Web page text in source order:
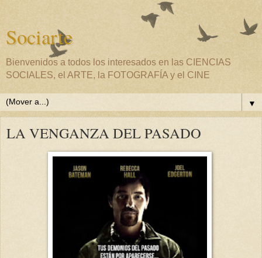
Sociarte
Bienvenidos a todos los interesados en las CIENCIAS
SOCIALES, el ARTE, la FOTOGRAFÍA y el CINE
▼
LA VENGANZA DEL PASADO